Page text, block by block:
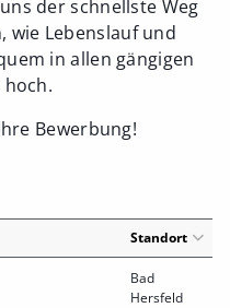
der schnellste Weg
wie Lebenslauf und
in allen gängigen
Bewerbung!
Standort
Bad
Hersfeld